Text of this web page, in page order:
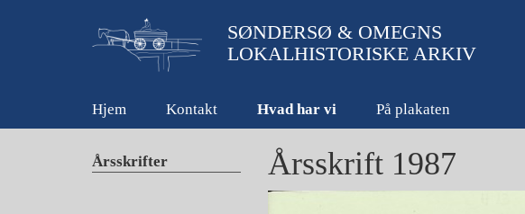
SØNDERSØ & OMEGNS
LOKALHISTORISKE ARKIV
Hjem Kontakt Hvad har vi På plakaten
Årsskrifter Årsskrift 1987